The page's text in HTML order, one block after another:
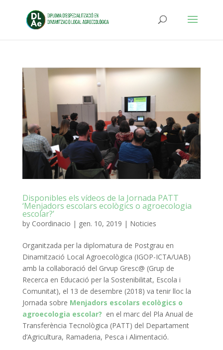
Disponibles els vídeos de la Jornada PATT
‘Menjadors escolars ecològics o agroecologia
escolar?’
by Coordinacio | gen. 10, 2019 | Noticies
Organitzada per la diplomatura de Postgrau en
Dinamització Local Agroecològica (IGOP-ICTA/UAB)
amb la col·laboració del Grvup Gresc@ (Grup de
Recerca en Educació per la Sostenibilitat, Escola i
Comunitat), el 13 de desembre (2018) va tenir lloc la
Jornada sobre Menjadors escolars ecològics o
agroecologia escolar? en el marc del Pla Anual de
Transferència Tecnològica (PATT) del Departament
d’Agricultura, Ramaderia, Pesca i Alimentació.